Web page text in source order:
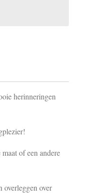
herinneringen
of een andere
overleggen over